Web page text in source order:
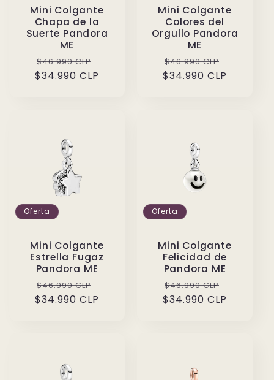
Mini Colgante
Chapa de la
Suerte Pandora
ME
Precio
habitual
$46.990 CLP
de
$34.990 CLP
Mini Colgante
Colores del
Orgullo Pandora
ME
Precio
habitual
$46.990 CLP
de
$34.990 CLP
Oferta
Mini Colgante
Estrella Fugaz
Pandora ME
Precio
habitual
$46.990 CLP
de
$34.990 CLP
Oferta
Mini Colgante
Felicidad de
Pandora ME
Precio
habitual
$46.990 CLP
de
$34.990 CLP